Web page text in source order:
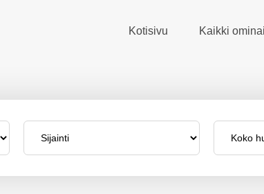
Kotisivu Kaikki